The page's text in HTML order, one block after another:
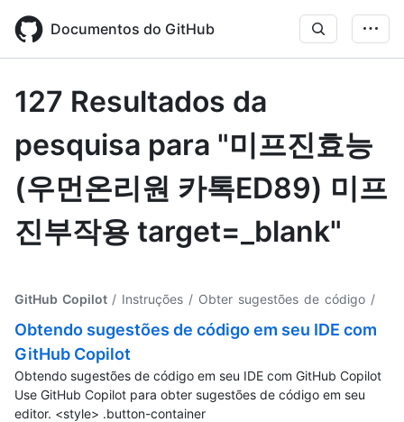
main
Documentos do GitHub
127 Resultados da
pesquisa para "미프진효능
(우먼온리원 카톡ED89) 미프
진부작용 target=_blank"
GitHub Copilot / Instruções / Obter sugestões de código /
Obtendo sugestões de código em seu IDE com
GitHub Copilot
Obtendo sugestões de código em seu IDE com GitHub Copilot
Use GitHub Copilot para obter sugestões de código em seu
editor. <style> .button-container